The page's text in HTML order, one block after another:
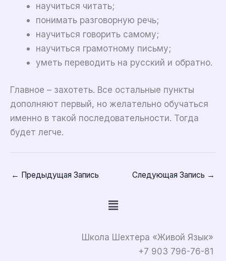
научиться читать;
понимать разговорную речь;
научиться говорить самому;
научиться грамотному письму;
уметь переводить на русский и обратно.
Главное – захотеть. Все остальные пункты
дополняют первый, но желательно обучаться
именно в такой последовательности. Тогда
будет легче.
← Предыдущая Запись Следующая Запись →
Меню
Школа Шехтера «Живой Язык»
+7 903 796-76-81